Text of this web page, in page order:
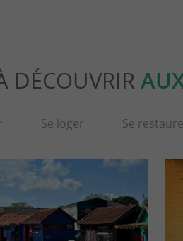
DÉCOUVRIR
Se loger Se